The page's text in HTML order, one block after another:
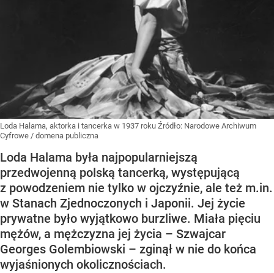
Loda Halama, aktorka i tancerka w 1937 roku Źródło: Narodowe Archiwum
Cyfrowe / domena publiczna
Loda Halama była najpopularniejszą
przedwojenną polską tancerką, występującą
z powodzeniem nie tylko w ojczyźnie, ale też m.in.
w Stanach Zjednoczonych i Japonii. Jej życie
prywatne było wyjątkowo burzliwe. Miała pięciu
mężów, a mężczyzna jej życia – Szwajcar
Georges Golembiowski – zginął w nie do końca
wyjaśnionych okolicznościach.